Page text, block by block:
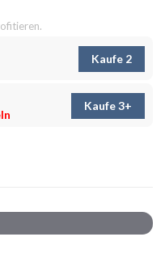
Kaufe 2
Kaufe 3+